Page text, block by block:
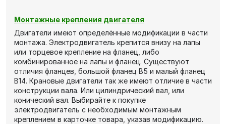
Монтажные крепления двигателя
Двигатели имеют определённые модификации в части
монтажа. Электродвигатель крепится внизу на лапы
или торцевое крепление на фланец, либо
комбинированное на лапы и фланец. Существуют
отличия фланцев, большой фланец В5 и малый фланец
В14. Крановые двигатели так же имеют отличие в части
конструкции вала. Или цилиндрический вал, или
конический вал. Выбирайте к покупке
электродвигатель с необходимым монтажным
креплением в карточке товара, указав модификацию.